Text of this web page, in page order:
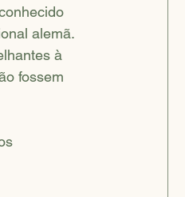
alemã.
à
fossem